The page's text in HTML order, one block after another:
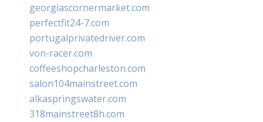
georgiascornermarket.com
perfectfit24-7.com
portugalprivatedriver.com
von-racer.com
coffeeshopcharleston.com
salon104mainstreet.com
alkaspringswater.com
318mainstreet8h.com